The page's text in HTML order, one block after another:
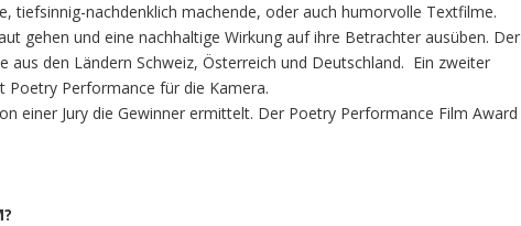
tiefsinnig-nachdenklich machende, oder auch humorvolle Textfilme.
gehen und eine nachhaltige Wirkung auf ihre Betrachter ausüben. Der
den Ländern Schweiz, Österreich und Deutschland. Ein zweiter
Performance für die Kamera.
einer Jury die Gewinner ermittelt. Der Poetry Performance Film Award